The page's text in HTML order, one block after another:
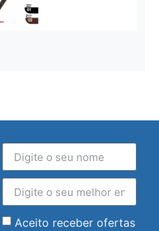
Aceito receber ofertas